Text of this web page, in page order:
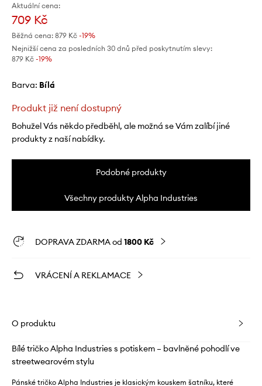
Aktuální cena:
709 Kč
Běžná cena: 879 Kč -19%
Nejnižší cena za posledních 30 dnů před poskytnutím slevy:
879 Kč -19%
Barva: bílá
Produkt již není dostupný
Bohužel Vás někdo předběhl, ale možná se Vám zalíbí jiné
produkty z naší nabídky.
Podobné produkty
Všechny produkty Alpha Industries
DOPRAVA ZDARMA od 1800 Kč
VRÁCENÍ A REKLAMACE
O produktu
Bílé tričko Alpha Industries s potiskem – bavlněné pohodlí ve
streetwearovém stylu
Pánské tričko Alpha Industries je klasickým kouskem šatníku, které